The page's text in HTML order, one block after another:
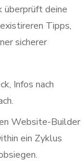
überprüft deine
Tipps,
sicherer
Infos nach
Website-Builder
ein Zyklus